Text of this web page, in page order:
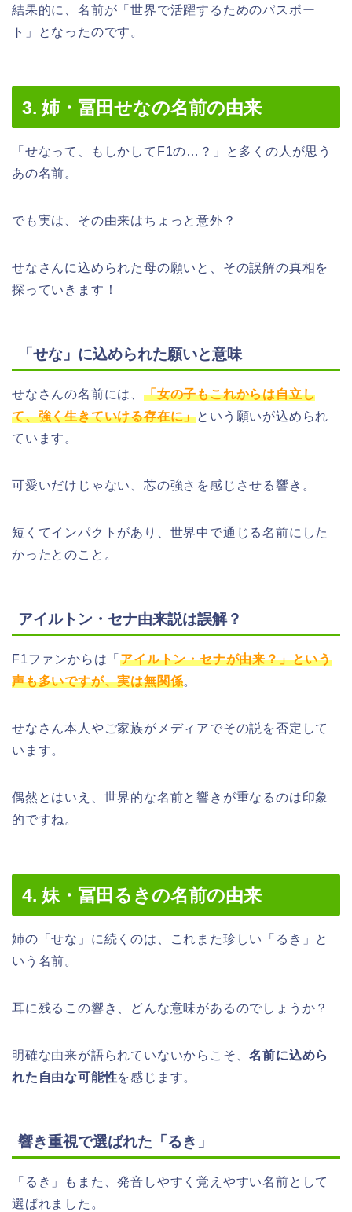
結果的に、名前が「世界で活躍するためのパスポー
ト」となったのです。
3. 姉・冨田せなの名前の由来
「せなって、もしかしてF1の…？」と多くの人が思う
あの名前。
でも実は、その由来はちょっと意外？
せなさんに込められた母の願いと、その誤解の真相を
探っていきます！
「せな」に込められた願いと意味
せなさんの名前には、 「女の子もこれからは自立し
て、強く生きていける存在に」という願いが込められ
ています。
可愛いだけじゃない、芯の強さを感じさせる響き。
短くてインパクトがあり、世界中で通じる名前にした
かったとのこと。
アイルトン・セナ由来説は誤解？
F1ファンからは「アイルトン・セナが由来？」という
声も多いですが、実は無関係。
せなさん本人やご家族がメディアでその説を否定して
います。
偶然とはいえ、世界的な名前と響きが重なるのは印象
的ですね。
4. 妹・冨田るきの名前の由来
姉の「せな」に続くのは、これまた珍しい「るき」と
いう名前。
耳に残るこの響き、どんな意味があるのでしょうか？
明確な由来が語られていないからこそ、名前に込めら
れた自由な可能性を感じます。
響き重視で選ばれた「るき」
「るき」もまた、発音しやすく覚えやすい名前として
選ばれました。